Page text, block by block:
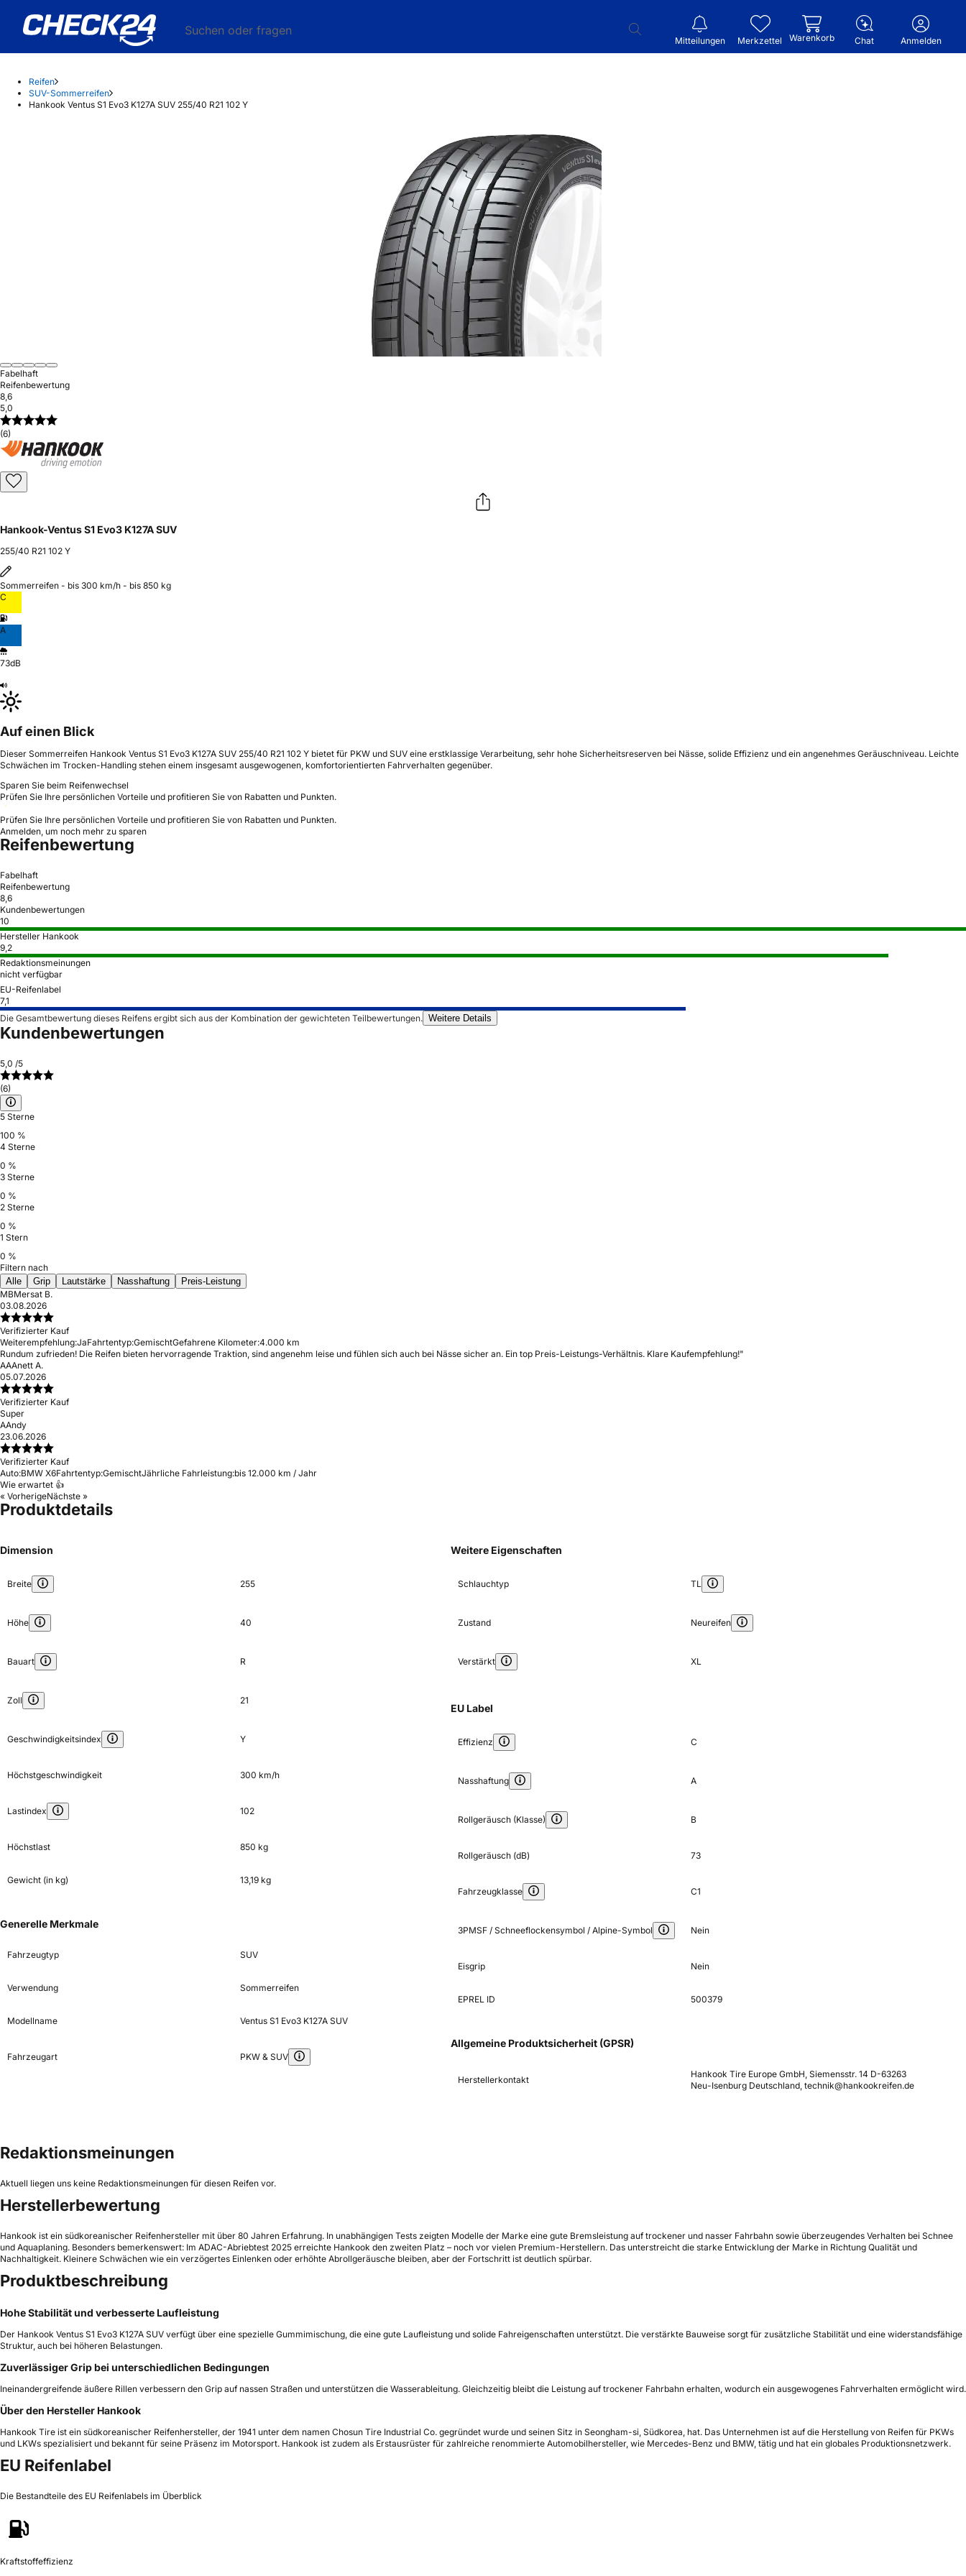
Suchen oder fragen
Mitteilungen Merkzettel Warenkorb Chat Anmelden
Reifen
SUV-Sommerreifen
Hankook Ventus S1 Evo3 K127A SUV 255/40 R21 102 Y
Fabelhaft
Reifenbewertung
8,6
5,0
(6)
Hankook-Ventus S1 Evo3 K127A SUV
255/40 R21 102 Y
Sommerreifen - bis 300 km/h - bis 850 kg
C
A
73dB
Auf einen Blick
Dieser Sommerreifen Hankook Ventus S1 Evo3 K127A SUV 255/40 R21 102 Y bietet für PKW und SUV eine erstklassige Verarbeitung, sehr hohe Sicherheitsreserven bei Nässe, solide Effizienz und ein angenehmes Geräuschniveau. Leichte
Schwächen im Trocken-Handling stehen einem insgesamt ausgewogenen, komfortorientierten Fahrverhalten gegenüber.
Sparen Sie beim Reifenwechsel
Prüfen Sie Ihre persönlichen Vorteile und profitieren Sie von Rabatten und Punkten.
Prüfen Sie Ihre persönlichen Vorteile und profitieren Sie von Rabatten und Punkten.
Anmelden, um noch mehr zu sparen
Reifenbewertung
Fabelhaft
Reifenbewertung
8,6
Kundenbewertungen
10
Hersteller Hankook
9,2
Redaktionsmeinungen
nicht verfügbar
EU-Reifenlabel
7,1
Die Gesamtbewertung dieses Reifens ergibt sich aus der Kombination der gewichteten Teilbewertungen. Weitere Details
Kundenbewertungen
5,0 /5
(6)
5 Sterne
100 %
4 Sterne
0 %
3 Sterne
0 %
2 Sterne
0 %
1 Stern
0 %
Filtern nach
Alle
Grip Lautstärke Nasshaftung
Preis-Leistung
MBMersat B.
03.08.2026
Verifizierter Kauf
Weiterempfehlung:JaFahrtentyp:GemischtGefahrene Kilometer:4.000 km
Rundum zufrieden! Die Reifen bieten hervorragende Traktion, sind angenehm leise und fühlen sich auch bei Nässe sicher an. Ein top Preis-Leistungs-Verhältnis. Klare Kaufempfehlung!"
AAAnett A.
05.07.2026
Verifizierter Kauf
Super
AAndy
23.06.2026
Verifizierter Kauf
Auto:BMW X6Fahrtentyp:GemischtJährliche Fahrleistung:bis 12.000 km / Jahr
Wie erwartet 👍
« VorherigeNächste »
Produktdetails
Dimension
Breite 255
Höhe 40
Bauart R
Zoll 21
Geschwindigkeitsindex Y
Höchstgeschwindigkeit 300 km/h
Lastindex 102
Höchstlast 850 kg
Gewicht (in kg) 13,19 kg
Generelle Merkmale
Fahrzeugtyp SUV
Verwendung Sommerreifen
Modellname Ventus S1 Evo3 K127A SUV
Fahrzeugart PKW & SUV
Weitere Eigenschaften
Schlauchtyp TL
Zustand Neureifen
Verstärkt XL
EU Label
Effizienz C
Nasshaftung A
Rollgeräusch (Klasse) B
Rollgeräusch (dB) 73
Fahrzeugklasse C1
3PMSF / Schneeflockensymbol / Alpine-Symbol Nein
Eisgrip Nein
EPREL ID 500379
Allgemeine Produktsicherheit (GPSR)
Herstellerkontakt
Hankook Tire Europe GmbH, Siemensstr. 14 D-63263
Neu-Isenburg Deutschland, technik@hankookreifen.de
Redaktionsmeinungen
Aktuell liegen uns keine Redaktionsmeinungen für diesen Reifen vor.
Herstellerbewertung
Hankook ist ein südkoreanischer Reifenhersteller mit über 80 Jahren Erfahrung. In unabhängigen Tests zeigten Modelle der Marke eine gute Bremsleistung auf trockener und nasser Fahrbahn sowie überzeugendes Verhalten bei Schnee
und Aquaplaning. Besonders bemerkenswert: Im ADAC-Abriebtest 2025 erreichte Hankook den zweiten Platz – noch vor vielen Premium-Herstellern. Das unterstreicht die starke Entwicklung der Marke in Richtung Qualität und
Nachhaltigkeit. Kleinere Schwächen wie ein verzögertes Einlenken oder erhöhte Abrollgeräusche bleiben, aber der Fortschritt ist deutlich spürbar.
Produktbeschreibung
Hohe Stabilität und verbesserte Laufleistung
Der Hankook Ventus S1 Evo3 K127A SUV verfügt über eine spezielle Gummimischung, die eine gute Laufleistung und solide Fahreigenschaften unterstützt. Die verstärkte Bauweise sorgt für zusätzliche Stabilität und eine widerstandsfähige
Struktur, auch bei höheren Belastungen.
Zuverlässiger Grip bei unterschiedlichen Bedingungen
Ineinandergreifende äußere Rillen verbessern den Grip auf nassen Straßen und unterstützen die Wasserableitung. Gleichzeitig bleibt die Leistung auf trockener Fahrbahn erhalten, wodurch ein ausgewogenes Fahrverhalten ermöglicht wird.
Über den Hersteller Hankook
Hankook Tire ist ein südkoreanischer Reifenhersteller, der 1941 unter dem namen Chosun Tire Industrial Co. gegründet wurde und seinen Sitz in Seongham-si, Südkorea, hat. Das Unternehmen ist auf die Herstellung von Reifen für PKWs
und LKWs spezialisiert und bekannt für seine Präsenz im Motorsport. Hankook ist zudem als Erstausrüster für zahlreiche renommierte Automobilhersteller, wie Mercedes-Benz und BMW, tätig und hat ein globales Produktionsnetzwerk.
EU Reifenlabel
Die Bestandteile des EU Reifenlabels im Überblick
Kraftstoffeffizienz